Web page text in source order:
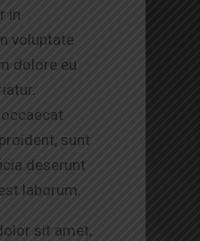
in
voluptate
dolore eu
sunt
deserunt
laborum.
sit amet,